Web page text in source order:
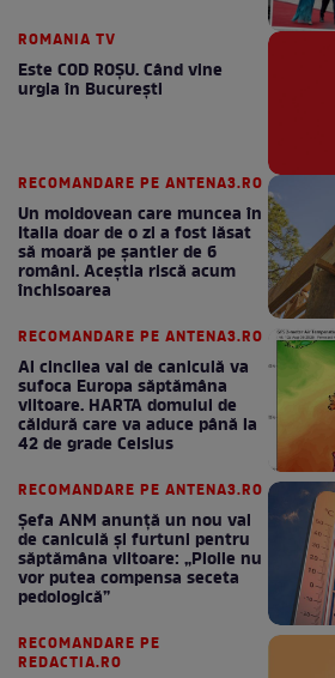
ROMANIA TV
Este COD ROŞU. Când vine
urgia în Bucureşti
RECOMANDARE PE ANTENA3.RO
Un moldovean care muncea în
Italia doar de o zi a fost lăsat
să moară pe şantier de 6
români. Aceștia riscă acum
închisoarea
RECOMANDARE PE ANTENA3.RO
Al cincilea val de caniculă va
sufoca Europa săptămâna
viitoare. HARTA domului de
căldură care va aduce până la
42 de grade Celsius
RECOMANDARE PE ANTENA3.RO
Șefa ANM anunță un nou val
de caniculă și furtuni pentru
săptămâna viitoare: „Ploile nu
vor putea compensa seceta
pedologică”
RECOMANDARE PE
REDACTIA.RO